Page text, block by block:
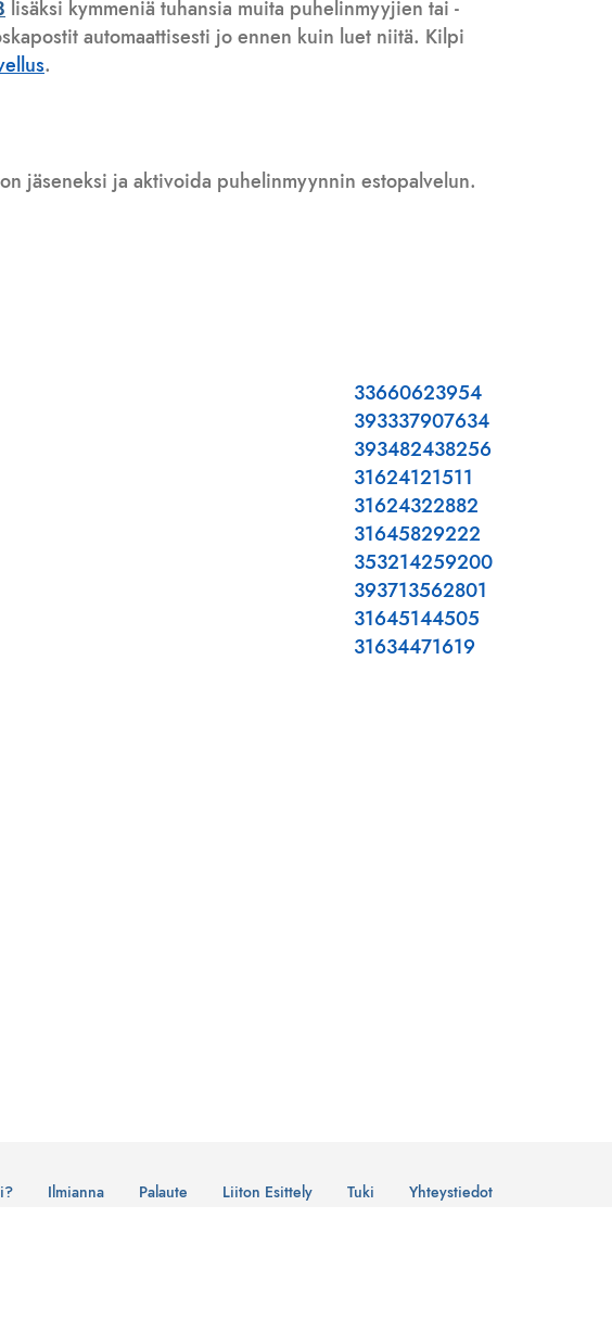
lisäksi kymmeniä tuhansia muita puhelinmyyjien tai -
automaattisesti jo ennen kuin luet niitä. Kilpi
.
jäseneksi ja aktivoida puhelinmyynnin estopalvelun.
33660623954
393337907634
393482438256
31624121511
31624322882
31645829222
353214259200
393713562801
31645144505
31634471619
Ilmianna Palaute Liiton Esittely Tuki
Yhteystiedot